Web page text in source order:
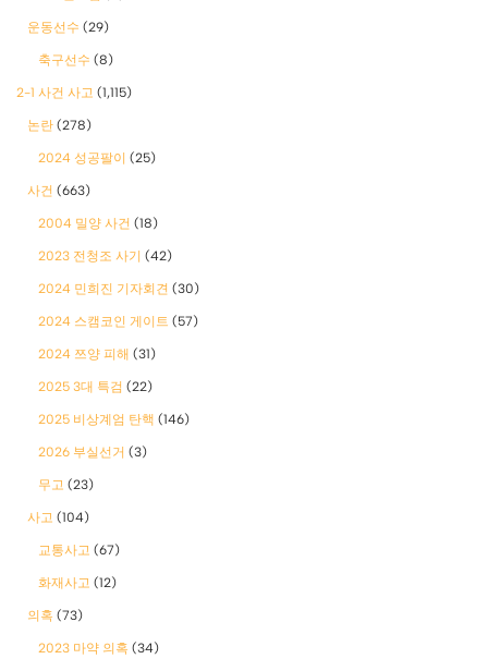
운동선수 (29)
축구선수 (8)
2-1 사건 사고 (1,115)
논란 (278)
2024 성공팔이 (25)
사건 (663)
2004 밀양 사건 (18)
2023 전청조 사기 (42)
2024 민희진 기자회견 (30)
2024 스캠코인 게이트 (57)
2024 쯔양 피해 (31)
2025 3대 특검 (22)
2025 비상계엄 탄핵 (146)
2026 부실선거 (3)
무고 (23)
사고 (104)
교통사고 (67)
화재사고 (12)
의혹 (73)
2023 마약 의혹 (34)